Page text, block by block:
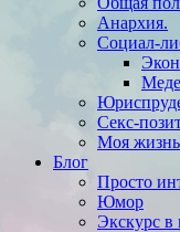
Анархия.
Социал-
Секс-
Моя
Блог
Просто
Юмор
Экскурс